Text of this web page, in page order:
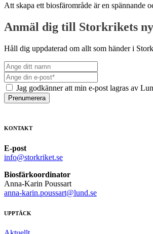
Att skapa ett biosfärområde är en
Anmäl dig till Storkrikets
Håll dig uppdaterad om allt som händer i
Jag godkänner att min e-post lagras av
Prenumerera
KONTAKT
E-post
info@storkriket.se
Biosfärkoordinator
Anna-Karin Poussart
anna-karin.poussart@lund.se
UPPTÄCK